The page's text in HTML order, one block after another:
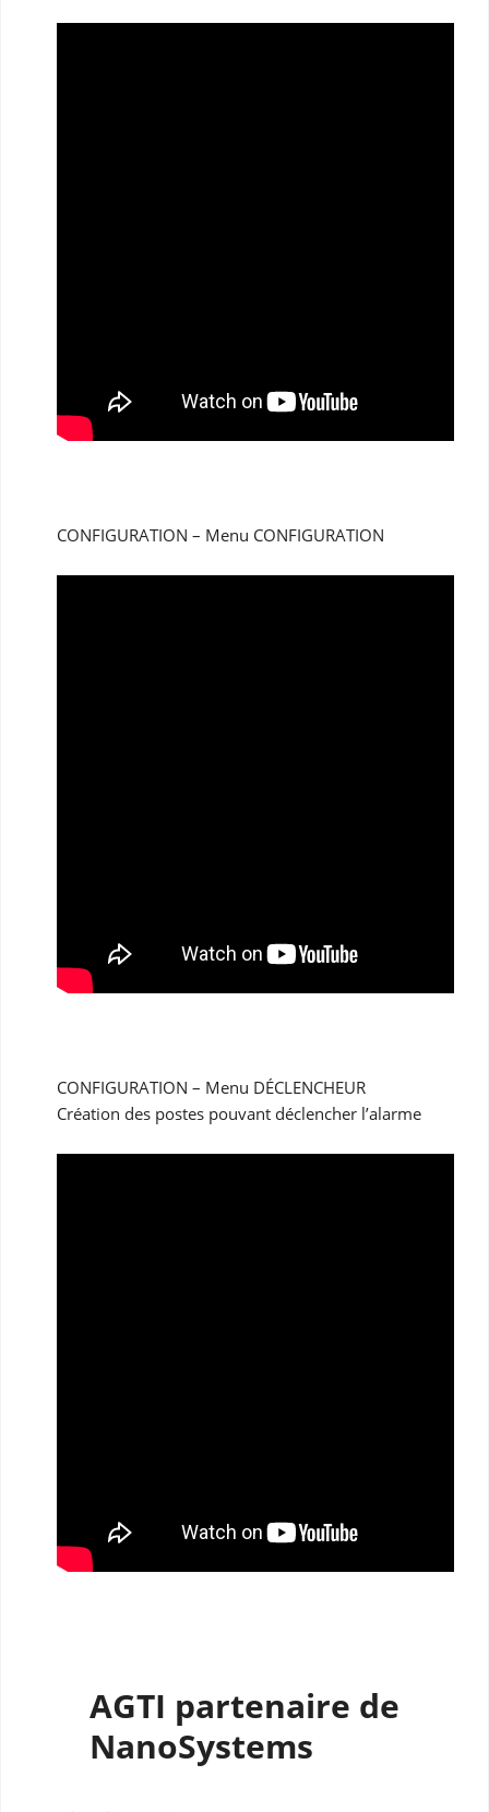
CONFIGURATION – Menu CONFIGURATION
CONFIGURATION – Menu DÉCLENCHEUR
Création des postes pouvant déclencher l’alarme
AGTI partenaire de
NanoSystems